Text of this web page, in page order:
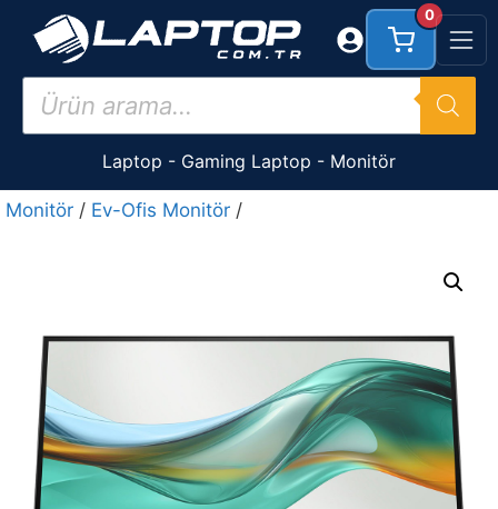
İçeriğe
Products
search
Laptop - Gaming Laptop - Monitör
0
Monitör / Ev-Ofis Monitör /